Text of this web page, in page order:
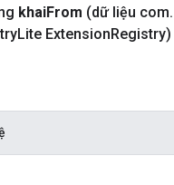
khaiFrom (dữ liệu com.
Lite ExtensionRegistry)